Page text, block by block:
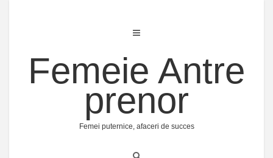
Femeie Antre
prenor
Femei puternice, afaceri de succes